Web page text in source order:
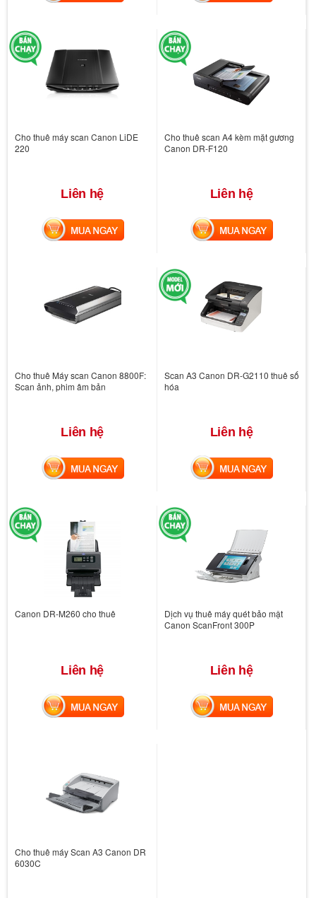
Cho thuê máy scan Canon LiDE
220
Liên hệ
MUA NGAY
Cho thuê scan A4 kèm mặt gương
Canon DR-F120
Liên hệ
MUA NGAY
Cho thuê Máy scan Canon 8800F:
Scan ảnh, phim âm bản
Liên hệ
MUA NGAY
Scan A3 Canon DR-G2110 thuê số
hóa
Liên hệ
MUA NGAY
Canon DR-M260 cho thuê
Liên hệ
MUA NGAY
Dịch vụ thuê máy quét bảo mật
Canon ScanFront 300P
Liên hệ
MUA NGAY
Cho thuê máy Scan A3 Canon DR
6030C